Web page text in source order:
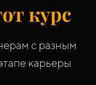
курс
с разным
карьеры